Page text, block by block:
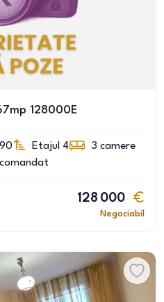
128000E
Etajul 4 3 camere
128 000
Negociabil